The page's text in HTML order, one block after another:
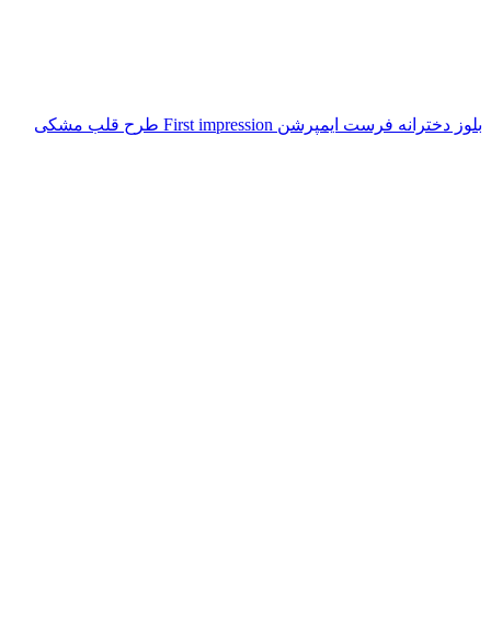
بلوز دخترانه فرست ایمپرشن First impression طرح قلب مشکی